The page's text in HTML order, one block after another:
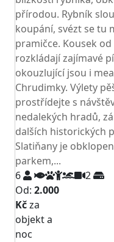
přírodou. Rybník
koupání, svézt se tu
pramičce. Kousek
rozkládají zajímavé
okouzlující jsou i
Chrudimky. Výlety
prostřídejte s
nedalekých hradů,
dalších historických
Slatiňany je
parkem,...
6
2
Od: 2.000
Kčza
objekt a
noc